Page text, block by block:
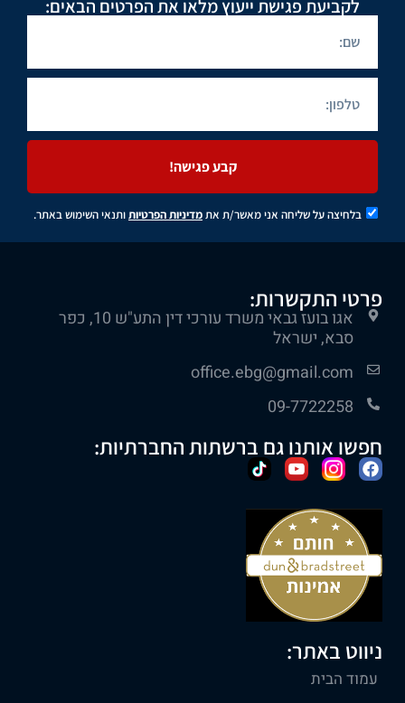
לקביעת פגישת ייעוץ מלאו את הפרטים הבאים:
בלחיצה על שליחה אני מאשר/ת אתמדיניות הפרטיותותנאי השימוש באתר.
קבע פגישה!
פרטי התקשרות:
אגו בועז גבאי משרד עורכי דין התע"ש 10, כפר
סבא, ישראל
office.ebg@gmail.com
09-7722258
חפשו אותנו גם ברשתות החברתיות:
ניווט באתר:
עמוד הבית